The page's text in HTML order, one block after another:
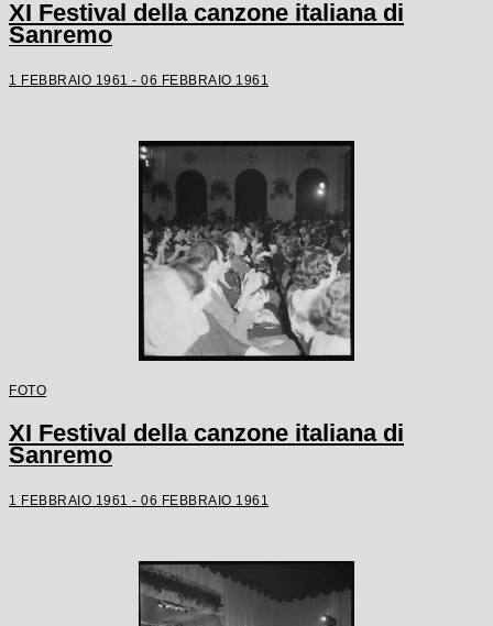
XI Festival della canzone italiana di
Sanremo
1 FEBBRAIO 1961 - 06 FEBBRAIO 1961
FOTO
XI Festival della canzone italiana di
Sanremo
1 FEBBRAIO 1961 - 06 FEBBRAIO 1961